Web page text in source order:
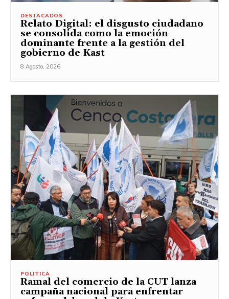
DESTACADOS
Relato Digital: el disgusto ciudadano
se consolida como la emoción
dominante frente a la gestión del
gobierno de Kast
8 Agosto, 2026
POLITICA
Ramal del comercio de la CUT lanza
campaña nacional para enfrentar